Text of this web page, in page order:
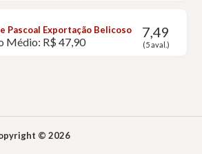
Pascoal Exportação Belicoso
Médio: R$ 47,90
7,49
(5 aval.)
© 2026